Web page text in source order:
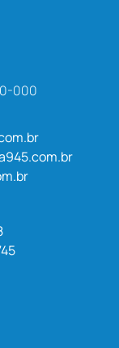
000